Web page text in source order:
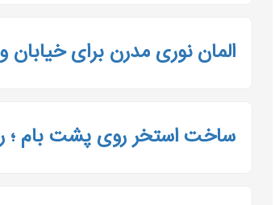
المان نوری مدرن برای
ساخت استخر روی پشت بام ؛